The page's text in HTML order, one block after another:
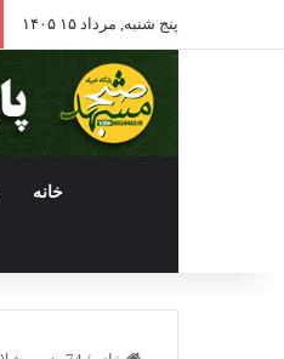
پنج شنبه, مرداد ۱۵ ۱۴۰۵
خانه